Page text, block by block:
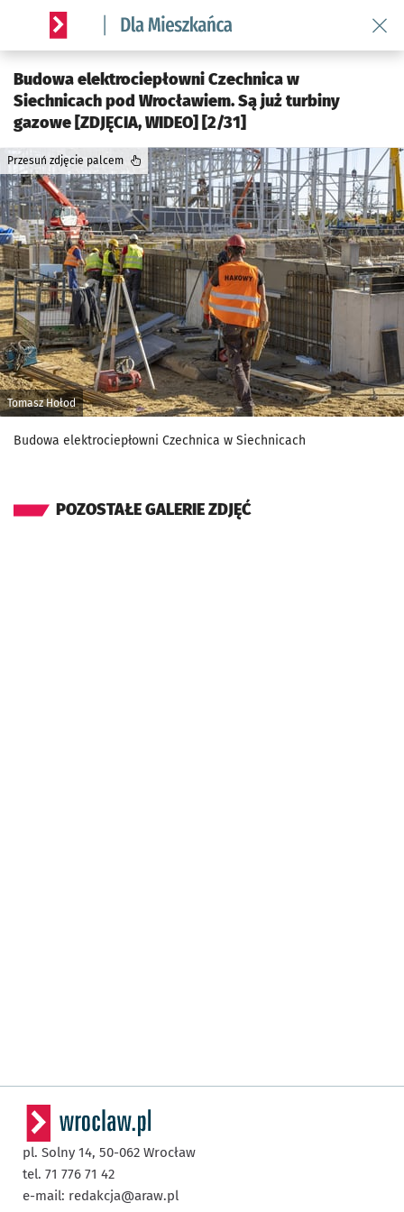
Serwis informacyjny wroclaw.pl podserwis: Dla mieszkańca
Budowa elektrociepłowni Czechnica w
Siechnicach pod Wrocławiem. Są już turbiny
gazowe [ZDJĘCIA, WIDEO] [2/31]
Tomasz Hołod
Przesuń zdjęcie palcem
Budowa elektrociepłowni Czechnica w Siechnicach
POZOSTAŁE GALERIE ZDJĘĆ
pl. Solny 14, 50-062 Wrocław
tel. 71 776 71 42
e-mail: redakcja@araw.pl